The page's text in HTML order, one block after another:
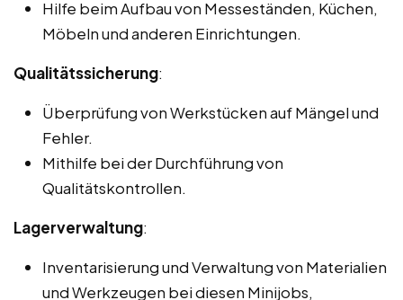
Hilfe beim Aufbau von Messeständen, Küchen,
Möbeln und anderen Einrichtungen.
Qualitätssicherung:
Überprüfung von Werkstücken auf Mängel und
Fehler.
Mithilfe bei der Durchführung von
Qualitätskontrollen.
Lagerverwaltung:
Inventarisierung und Verwaltung von Materialien
und Werkzeugen bei diesen Minijobs,